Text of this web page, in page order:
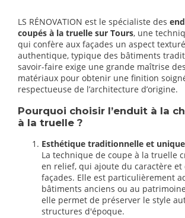
LS RÉNOVATION est le spécialiste des
coupés à la truelle sur Tours, une
qui confère aux façades un aspect
authentique, typique des bâtiments
savoir-faire exige une grande maîtrise
matériaux pour obtenir une finition
respectueuse de l’architecture d’origine.
Pourquoi choisir l’enduit à la
à la truelle ?
Esthétique traditionnelle et unique
La technique de coupe à la truelle
en relief, qui ajoute du caractère et
façades. Elle est particulièrement
bâtiments anciens ou au
elle permet de préserver le style
structures d'époque.